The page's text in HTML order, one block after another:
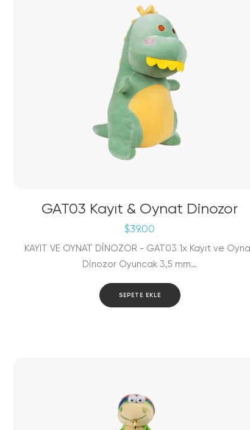
GAT03 Kayıt & Oynat Dinozor
$39.00
KAYIT VE OYNAT DİNOZOR - GAT03 1x Kayıt ve
Dinozor Oyuncak 3,5 mm…
SEPETE EKLE